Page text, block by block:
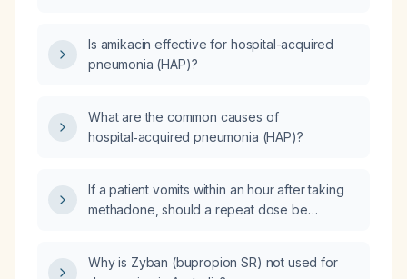
Is amikacin effective for hospital-acquired
pneumonia (HAP)?
What are the common causes of
hospital‑acquired pneumonia (HAP)?
If a patient vomits within an hour after taking
methadone, should a repeat dose be
Why is Zyban (bupropion SR) not used for